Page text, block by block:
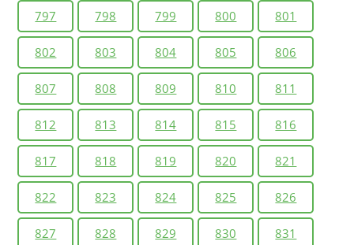
797 798 799 800 801
802 803 804 805 806
807 808 809 810 811
812 813 814 815 816
817 818 819 820 821
822 823 824 825 826
827 828 829 830 831